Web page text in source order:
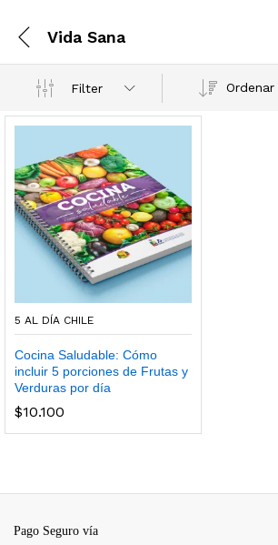
Vida Sana
Filter
5 AL DÍA CHILE
Cocina Saludable: Cómo
incluir 5 porciones de Frutas y
Verduras por día
$10.100
Pago Seguro vía